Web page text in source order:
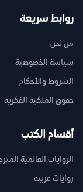
روابط سريعة
من نحن
سياسة الخصوصية
الشروط والأحكام
حقوق الملكية الفكرية
أقسام الكتب
الروايات العالمية
روايات عربية